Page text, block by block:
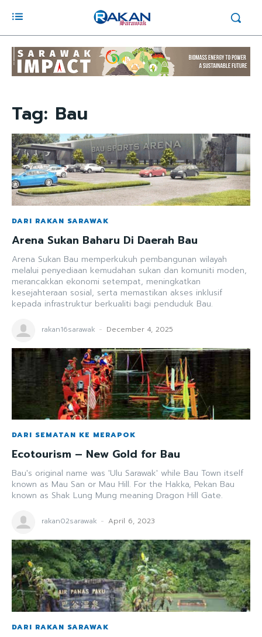
Tag: Bau
DARI RAKAN SARAWAK
Arena Sukan Baharu Di Daerah Bau
Arena Sukan Bau memperkukuh pembangunan wilayah
melalui penyediaan kemudahan sukan dan komuniti moden,
merancakkan ekonomi setempat, meningkatkan
kesejahteraan sosial, serta memastikan akses inklusif
kepada infrastruktur berkualiti bagi penduduk Bau.
rakan16sarawak - December 4, 2025
DARI SEMATAN KE MERAPOK
Ecotourism – New Gold for Bau
Bau's original name was 'Ulu Sarawak' while Bau Town itself
known as Mau San or Mau Hill. For the Hakka, Pekan Bau
known as Shak Lung Mung meaning Dragon Hill Gate.
rakan02sarawak - April 6, 2023
DARI RAKAN SARAWAK